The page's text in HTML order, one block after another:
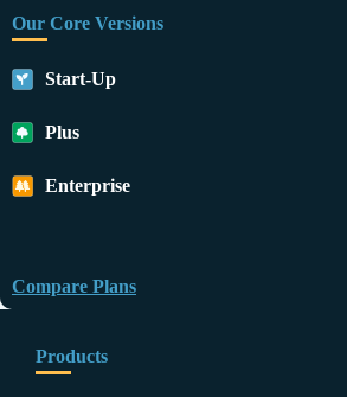
Our Core Versions
Start-Up
Plus
Enterprise
Compare Plans
Products